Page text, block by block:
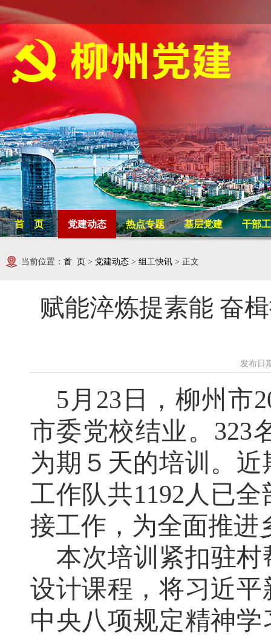
首 页 党建动态 热点专题 基层党建 干部
当前位置： 首 页 > 党建动态 > 组工快讯 > 正文
赋能淬炼提素能 奋
发布日
5 月 23 日，柳州市
市委党校结业。 323
为期 ５ 天的培训。
工作队共1192 人已
接工作，为全面推进
本次培训紧扣驻
设计课程，将习近
中央八项规定精神